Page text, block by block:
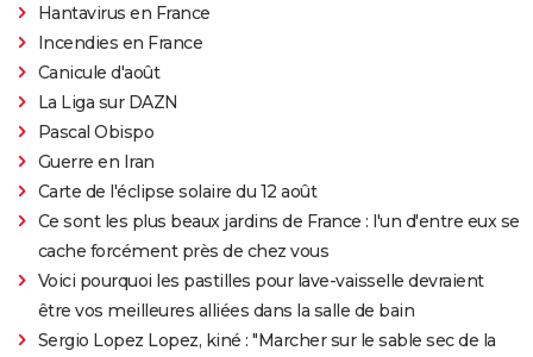
Hantavirus en France
Incendies en France
Canicule d'août
La Liga sur DAZN
Pascal Obispo
Guerre en Iran
Carte de l'éclipse solaire du 12 août
Ce sont les plus beaux jardins de France : l'un d'entre eux se
cache forcément près de chez vous
Voici pourquoi les pastilles pour lave-vaisselle devraient
être vos meilleures alliées dans la salle de bain
Sergio Lopez Lopez, kiné : "Marcher sur le sable sec de la